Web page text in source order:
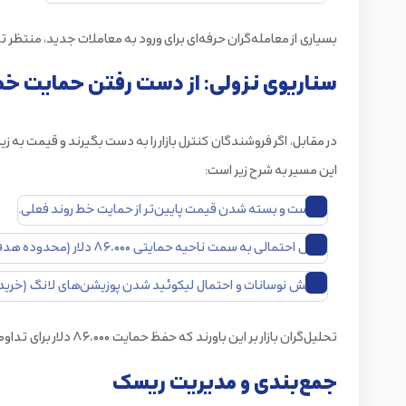
بسیاری از معامله‌گران حرفه‌ای برای ورود به معاملات جدید،
سناریوی نزولی: از دست رفتن حمایت
در مقابل، اگر فروشندگان کنترل بازار را به دست بگیرند و
این مسیر به شرح زیر است:
شکست و بسته شدن قیمت پایین‌تر از حمایت خط روند فعلی.
ریزش احتمالی به سمت ناحیه حمایتی ۸۶,۰۰۰ دلار (محدوده هدف پایینی).
افزایش نوسانات و احتمال لیکوئید شدن پوزیشن‌های لانگ
تحلیل‌گران بازار بر این باورند که حفظ حمایت ۸۶,۰۰۰ دلار برای تداوم روند صعودی میان‌مدت بسیار حیاتی است. طبق اطلاعات منتشر شده توسط
جمع‌بندی و مدیریت ریسک